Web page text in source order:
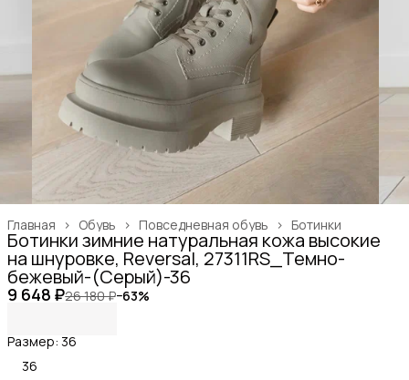
Ботинки
Повседневная обувь ›
Обувь ›
Главная ›
Ботинки зимние натуральная кожа высокие
на шнуровке, Reversal, 27311RS_Темно-
бежевый-(Серый)-36
9 648 ₽26 180 ₽−63%
Размер: 36
36